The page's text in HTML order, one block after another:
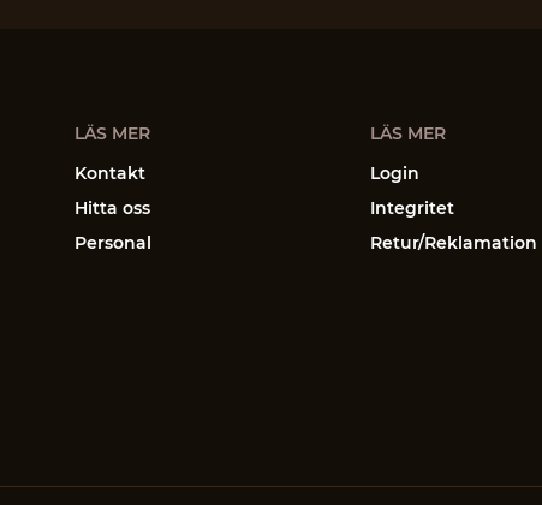
LÄS MER
Kontakt
Hitta oss
Personal
LÄS MER
Login
Integritet
Retur/Reklamation